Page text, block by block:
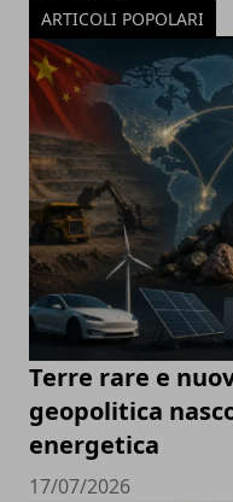
ARTICOLI POPOLARI
Terre rare e
geopolitica
energetica
17/07/2026